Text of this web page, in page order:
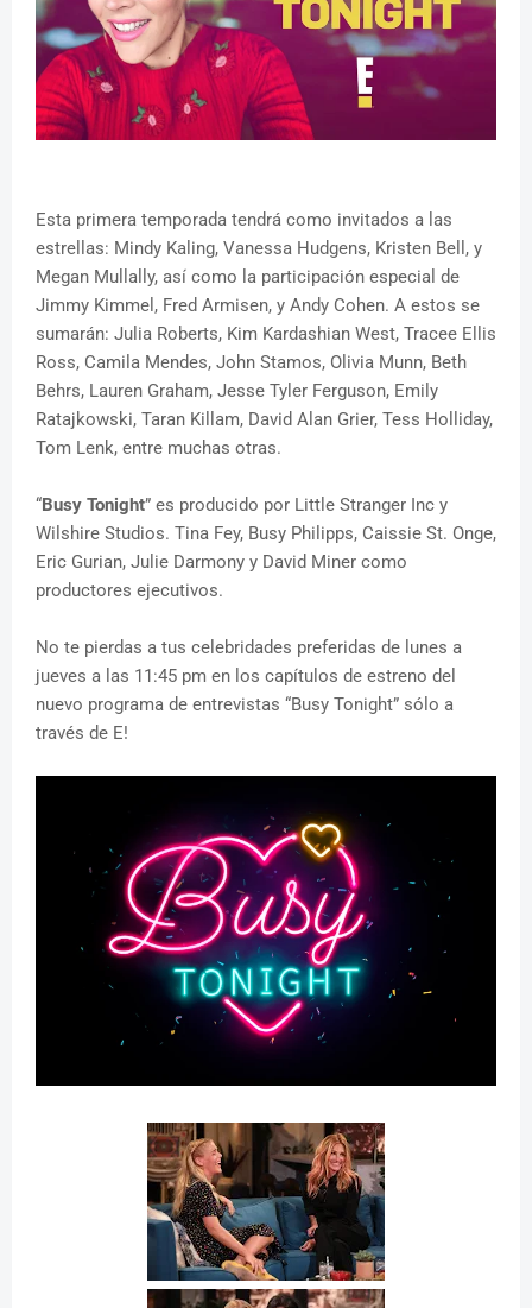
Esta primera temporada tendrá como invitados a las
estrellas: Mindy Kaling, Vanessa Hudgens, Kristen Bell, y
Megan Mullally, así como la participación especial de
Jimmy Kimmel, Fred Armisen, y Andy Cohen. A estos se
sumarán: Julia Roberts, Kim Kardashian West, Tracee Ellis
Ross, Camila Mendes, John Stamos, Olivia Munn, Beth
Behrs, Lauren Graham, Jesse Tyler Ferguson, Emily
Ratajkowski, Taran Killam, David Alan Grier, Tess Holliday,
Tom Lenk, entre muchas otras.
“Busy Tonight” es producido por Little Stranger Inc y
Wilshire Studios. Tina Fey, Busy Philipps, Caissie St. Onge,
Eric Gurian, Julie Darmony y David Miner como
productores ejecutivos.
No te pierdas a tus celebridades preferidas de lunes a
jueves a las 11:45 pm en los capítulos de estreno del
nuevo programa de entrevistas “Busy Tonight” sólo a
través de E!